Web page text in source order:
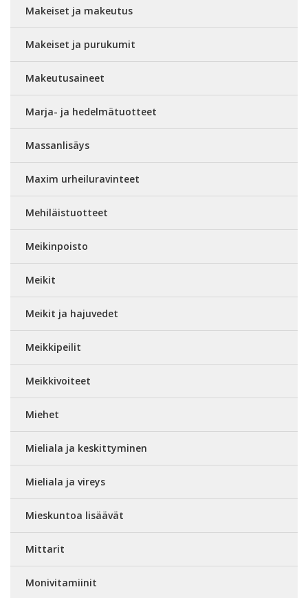
Makeiset ja makeutus
Makeiset ja purukumit
Makeutusaineet
Marja- ja hedelmätuotteet
Massanlisäys
Maxim urheiluravinteet
Mehiläistuotteet
Meikinpoisto
Meikit
Meikit ja hajuvedet
Meikkipeilit
Meikkivoiteet
Miehet
Mieliala ja keskittyminen
Mieliala ja vireys
Mieskuntoa lisäävät
Mittarit
Monivitamiinit